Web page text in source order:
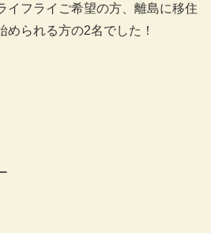
イフライご希望の方、離島に移住
められる方の2名でした！